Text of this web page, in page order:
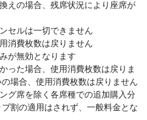
えの場合、残席状況により座席が
セルは一切できません
消費枚数は戻りません
が無効となります
った場合、使用消費枚数は戻りま
場合、使用消費枚数は戻りません
グ席を除く各席種での追加購入分
割の適用はされず、一般料金とな